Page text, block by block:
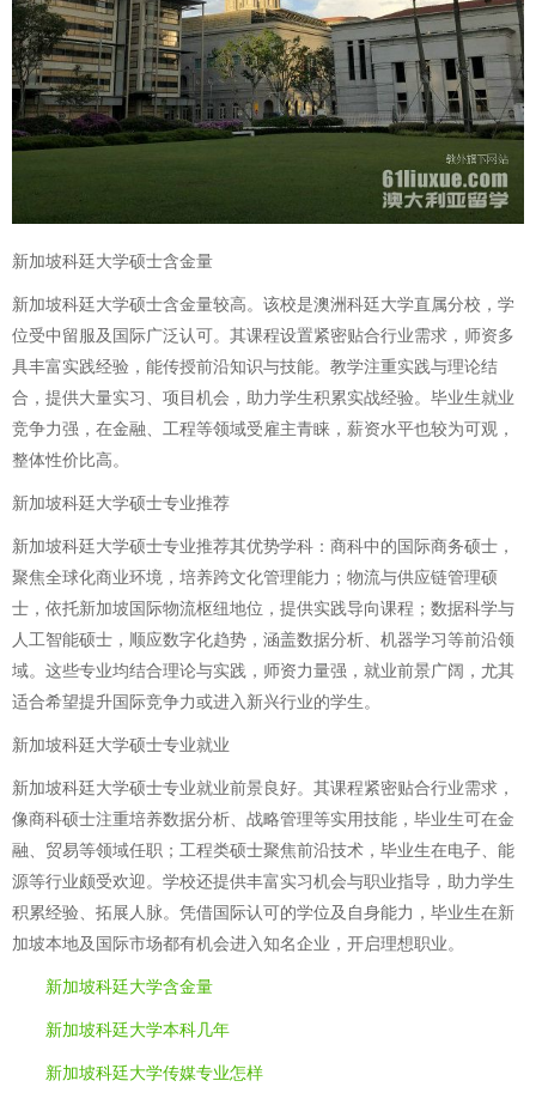
新加坡科廷大学硕士含金量
新加坡科廷大学硕士含金量较高。该校是澳洲科廷大学直属分校，学
位受中留服及国际广泛认可。其课程设置紧密贴合行业需求，师资多
具丰富实践经验，能传授前沿知识与技能。教学注重实践与理论结
合，提供大量实习、项目机会，助力学生积累实战经验。毕业生就业
竞争力强，在金融、工程等领域受雇主青睐，薪资水平也较为可观，
整体性价比高。
新加坡科廷大学硕士专业推荐
新加坡科廷大学硕士专业推荐其优势学科：商科中的国际商务硕士，
聚焦全球化商业环境，培养跨文化管理能力；物流与供应链管理硕
士，依托新加坡国际物流枢纽地位，提供实践导向课程；数据科学与
人工智能硕士，顺应数字化趋势，涵盖数据分析、机器学习等前沿领
域。这些专业均结合理论与实践，师资力量强，就业前景广阔，尤其
适合希望提升国际竞争力或进入新兴行业的学生。
新加坡科廷大学硕士专业就业
新加坡科廷大学硕士专业就业前景良好。其课程紧密贴合行业需求，
像商科硕士注重培养数据分析、战略管理等实用技能，毕业生可在金
融、贸易等领域任职；工程类硕士聚焦前沿技术，毕业生在电子、能
源等行业颇受欢迎。学校还提供丰富实习机会与职业指导，助力学生
积累经验、拓展人脉。凭借国际认可的学位及自身能力，毕业生在新
加坡本地及国际市场都有机会进入知名企业，开启理想职业。
新加坡科廷大学含金量
新加坡科廷大学本科几年
新加坡科廷大学传媒专业怎样